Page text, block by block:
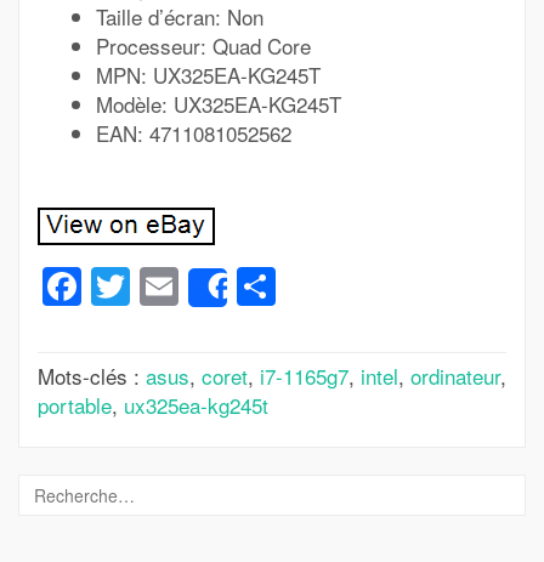
Taille d’écran: Non
Processeur: Quad Core
MPN: UX325EA-KG245T
Modèle: UX325EA-KG245T
EAN: 4711081052562
Facebook
Twitter
Email
Share
Mots-clés : asus, coret, i7-1165g7, intel, ordinateur,
portable, ux325ea-kg245t